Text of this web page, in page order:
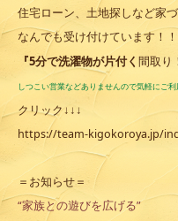
住宅ローン、土地探しなど家
なんでも受け付けています！！
『5分で洗濯物が片付く 間取り
しつこい営業などありませんので気軽にご
クリック↓↓↓
https://team-kigokoroya.jp/
＝お知らせ＝
“家族との遊びを広げる”